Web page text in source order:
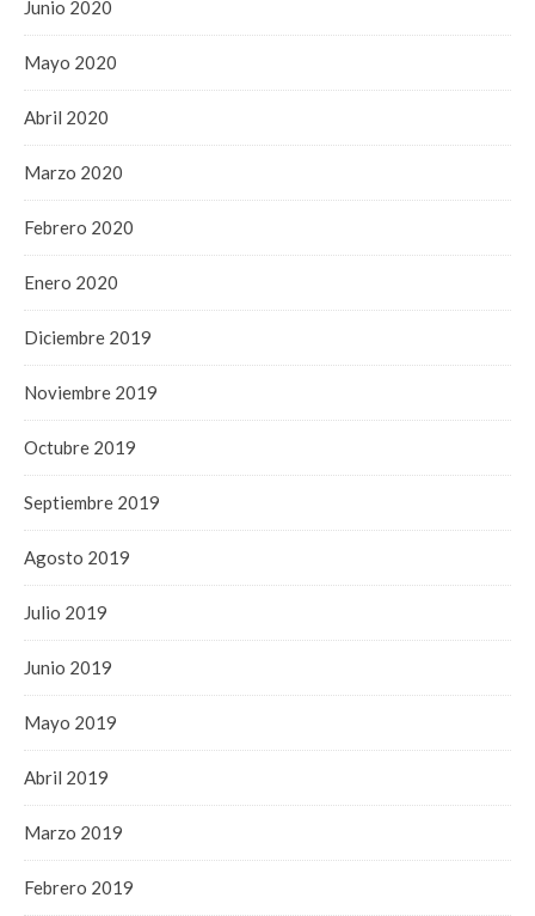
Junio 2020
Mayo 2020
Abril 2020
Marzo 2020
Febrero 2020
Enero 2020
Diciembre 2019
Noviembre 2019
Octubre 2019
Septiembre 2019
Agosto 2019
Julio 2019
Junio 2019
Mayo 2019
Abril 2019
Marzo 2019
Febrero 2019